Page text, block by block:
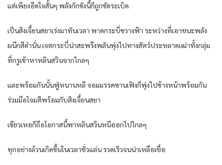
แต่เพียงอึดใจสั้นๆ พลังกักขังนี้ก็ถูกซัดระเบิด
เป็นสิงเจี้ยนสยาเร่งมาทันเวลา พาดกระบี่ขวางฟ้า ระหว่างที่เอาชนะพลัง
ผนึกสีดำนั่น เจตกระบี่น่าสะพรึงพลันพุ่งไปทางสัตว์ประหลาดเฒ่าทั้งกลุ่ม
ที่กรูเข้าหาหลินสวินจากไกลๆ
และพร้อมกันนั้นฟู่หนานหลี จอมมรรคซานเฟิงก็พุ่งไปข้างหน้าพร้อมกัน
ร่วมมือโจมตีพร้อมกับสิงเจี้ยนสยา
เซียวเหอก็ถือโอกาสนี้พาหลินสวินหนีออกไปไกลๆ
ทุกอย่างล้วนเกิดขึ้นในเวลาชั่วแล่น รวดเร็วจนน่าเหลือเชื่อ